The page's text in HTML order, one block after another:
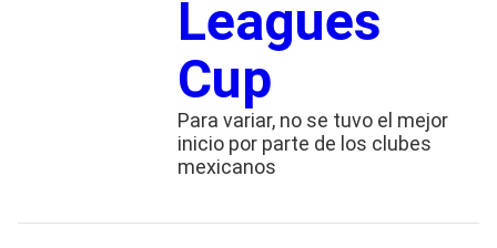
Leagues
Cup
Para variar, no se tuvo el mejor
inicio por parte de los clubes
mexicanos